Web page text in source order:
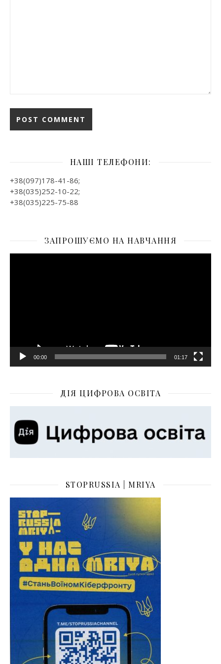
НАШІ ТЕЛЕФОНИ:
+38(097)178-41-86;
+38(035)252-10-22;
+38(035)225-75-88
ЗАПРОШУЄМО НА НАВЧАННЯ
Відеопрогравач
00:00 01:17
ДІЯ ЦИФРОВА ОСВІТА
STOPRUSSIA | MRIYA